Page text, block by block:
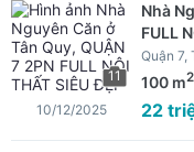
11
Nhà
FULL
Quận 7,
100 m2
22
10/12/2025